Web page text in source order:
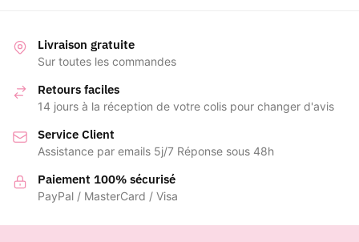
Livraison gratuite
Sur toutes les commandes
Retours faciles
14 jours à la réception de votre colis pour changer d'avis
Service Client
Assistance par emails 5j/7 Réponse sous 48h
Paiement 100% sécurisé
PayPal / MasterCard / Visa